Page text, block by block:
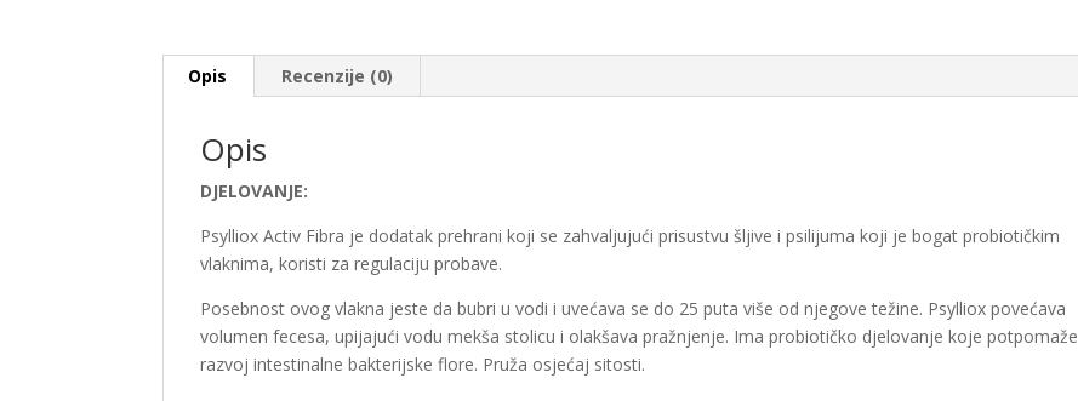
Opis Recenzije (0)
Opis
DJELOVANJE:
Psylliox Activ Fibra je dodatak prehrani koji se zahvaljujući prisustvu šljive i psilijuma koji je bogat probiotičkim
vlaknima, koristi za regulaciju probave.
Posebnost ovog vlakna jeste da bubri u vodi i uvećava se do 25 puta više od njegove težine. Psylliox povećava
volumen fecesa, upijajući vodu mekša stolicu i olakšava pražnjenje. Ima probiotičko djelovanje koje potpomaže
razvoj intestinalne bakterijske flore. Pruža osjećaj sitosti.